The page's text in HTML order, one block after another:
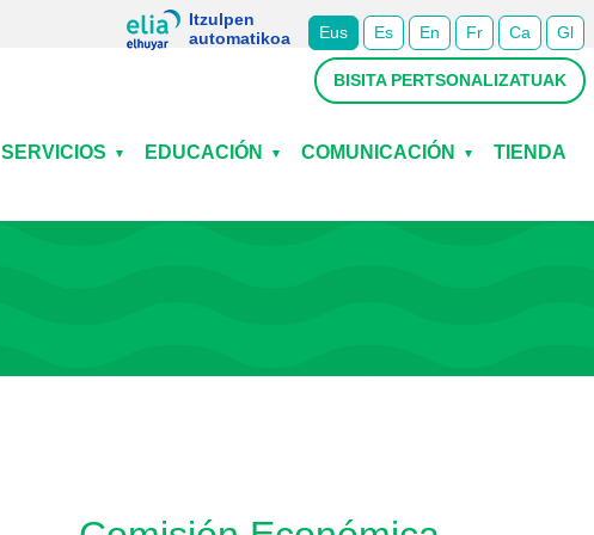
Itzulpen
automatikoa
Eus Es En Fr Ca Gl
BISITA PERTSONALIZATUAK
SERVICIOS EDUCACIÓN COMUNICACIÓN TIENDA